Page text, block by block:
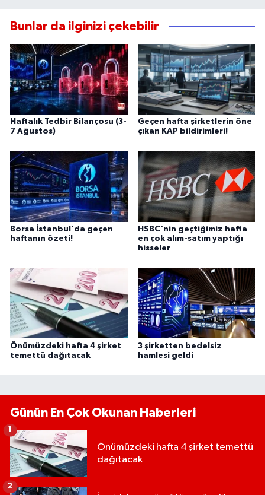
Bunlar da ilginizi çekebilir
Haftalık Tedbir Bilançosu (3-
7 Ağustos)
Geçen hafta şirketlerin öne
çıkan KAP bildirimleri!
Borsa İstanbul'da geçen
haftanın özeti!
HSBC'nin geçtiğimiz hafta
en çok alım-satım yaptığı
hisseler
Önümüzdeki hafta 4 şirket
temettü dağıtacak
3 şirketten bedelsiz
hamlesi geldi
Günün En Çok Okunan Haberleri
Önümüzdeki hafta 4 şirket temettü
dağıtacak
2